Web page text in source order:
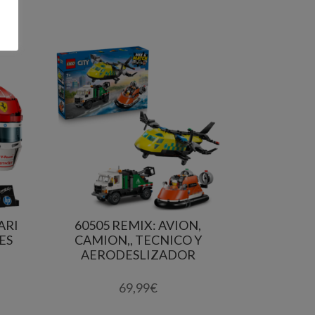
60505 REMIX: AVION,
CAMION,, TECNICO Y
AERODESLIZADOR
69,99€